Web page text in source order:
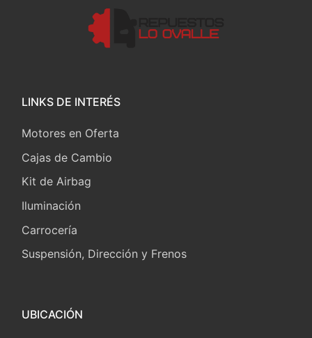
LINKS DE INTERÉS
Motores en Oferta
Cajas de Cambio
Kit de Airbag
Iluminación
Carrocería
Suspensión, Dirección y Frenos
UBICACIÓN